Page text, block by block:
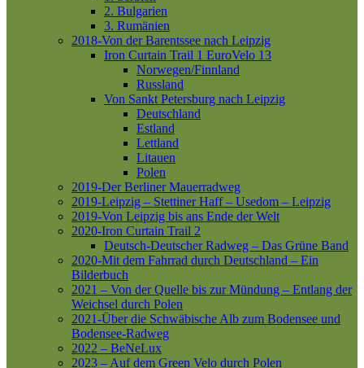
2. Bulgarien
3. Rumänien
2018-Von der Barentssee nach Leipzig
Iron Curtain Trail 1 EuroVelo 13
Norwegen/Finnland
Russland
Von Sankt Petersburg nach Leipzig
Deutschland
Estland
Lettland
Litauen
Polen
2019-Der Berliner Mauerradweg
2019-Leipzig – Stettiner Haff – Usedom – Leipzig
2019-Von Leipzig bis ans Ende der Welt
2020-Iron Curtain Trail 2
Deutsch-Deutscher Radweg – Das Grüne Band
2020-Mit dem Fahrrad durch Deutschland – Ein
Bilderbuch
2021 – Von der Quelle bis zur Mündung – Entlang der
Weichsel durch Polen
2021-Über die Schwäbische Alb zum Bodensee und
Bodensee-Radweg
2022 – BeNeLux
2023 – Auf dem Green Velo durch Polen